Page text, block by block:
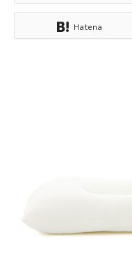
Hatena